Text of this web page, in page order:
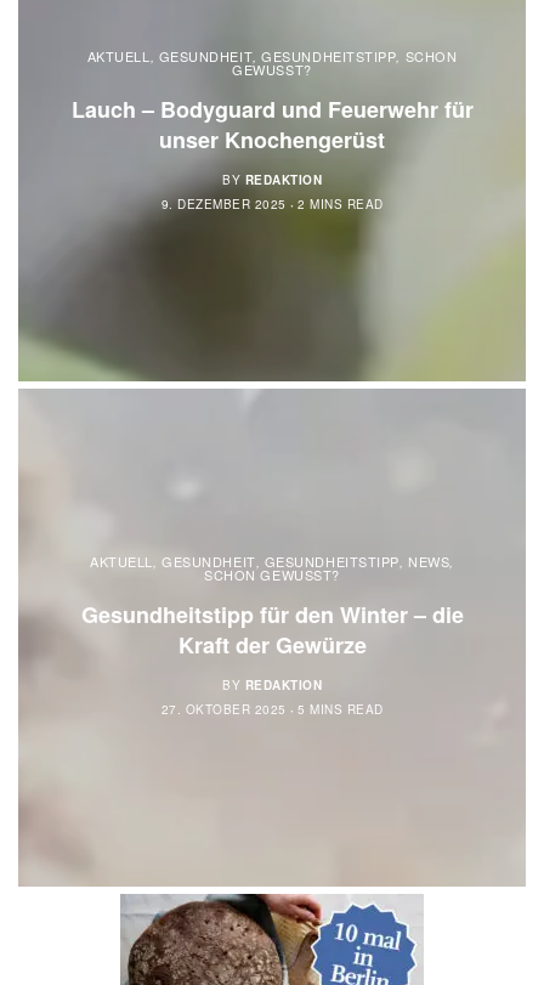
AKTUELL , GESUNDHEIT,GESUNDHEITSTIPP, SCHON
GEWUSST?
Lauch – Bodyguard und Feuerwehr für
unser Knochengerüst
BY REDAKTION
9. DEZEMBER 2025
2 MINS READ
AKTUELL ,GESUNDHEIT, GESUNDHEITSTIPP, NEWS,
SCHON GEWUSST?
Gesundheitstipp für den Winter – die
Kraft der Gewürze
BY REDAKTION
27. OKTOBER 2025
5 MINS READ